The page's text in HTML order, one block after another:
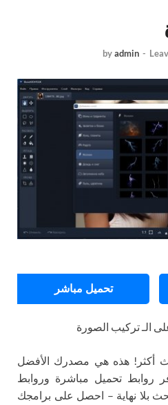
byadmin -
تحميل مباشر
الـ تركيب الصورة
أكثر! هذه هي مصدرك الأفضل
روابط تحميل مباشرة وروابط
بلا نهاية – احصل على برامجك